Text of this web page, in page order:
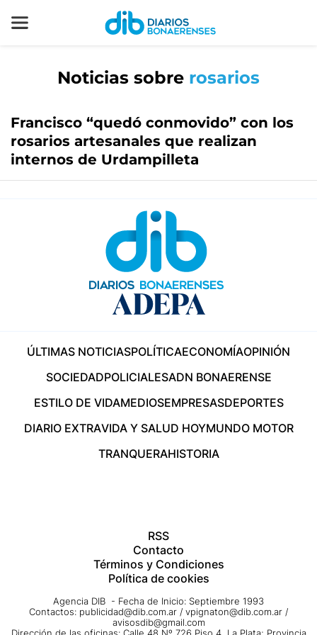
Noticias sobre rosarios
Francisco “quedó conmovido” con los
rosarios artesanales que realizan
internos de Urdampilleta
ÚLTIMAS NOTICIASPOLÍTICAECONOMÍAOPINIÓN
SOCIEDADPOLICIALESADN BONAERENSE
ESTILO DE VIDAMEDIOSEMPRESASDEPORTES
DIARIO EXTRAVIDA Y SALUD HOYMUNDO MOTOR
TRANQUERAHISTORIA
RSS
Contacto
Términos y Condiciones
Política de cookies
Agencia DIB - Fecha de Inicio: Septiembre 1993
Contactos: publicidad@dib.com.ar / vpignaton@dib.com.ar /
avisosdib@gmail.com